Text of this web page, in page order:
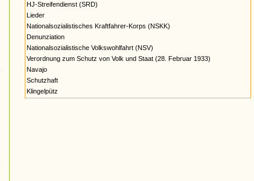
HJ-Streifendienst (SRD)
Lieder
Nationalsozialistisches Kraftfahrer-Korps (NSKK)
Denunziation
Nationalsozialistische Volkswohlfahrt (NSV)
Verordnung zum Schutz von Volk und Staat (28. Februar 1933)
Navajo
Schutzhaft
Klingelpütz